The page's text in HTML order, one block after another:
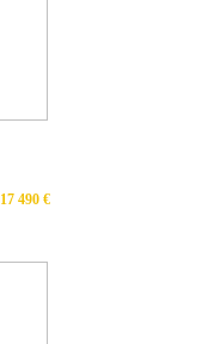
17 490 €